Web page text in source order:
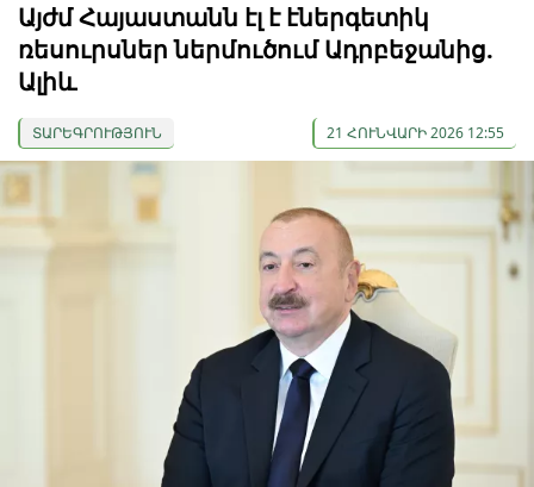
Այժմ Հայաստանն էլ է էներգետիկ
ռեսուրսներ ներմուծում Ադրբեջանից.
Ալիև
ՏԱՐԵԳՐՈՒԹՅՈՒՆ 21 ՀՈՒՆՎԱՐԻ 2026 12:55